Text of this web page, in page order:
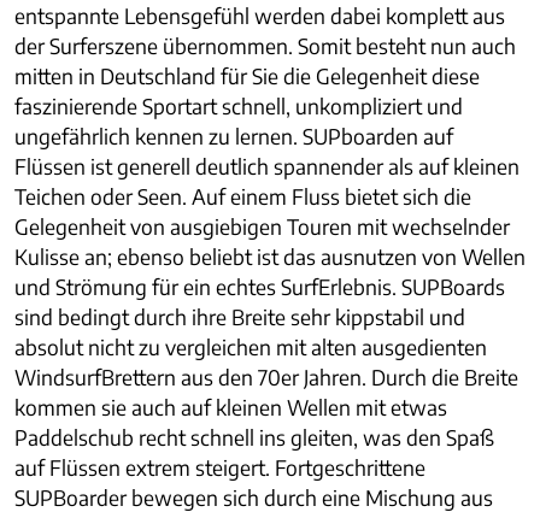
entspannte Lebensgefühl werden dabei komplett aus
der Surferszene übernommen. Somit besteht nun auch
mitten in Deutschland für Sie die Gelegenheit diese
faszinierende Sportart schnell, unkompliziert und
ungefährlich kennen zu lernen. SUPboarden auf
Flüssen ist generell deutlich spannender als auf kleinen
Teichen oder Seen. Auf einem Fluss bietet sich die
Gelegenheit von ausgiebigen Touren mit wechselnder
Kulisse an; ebenso beliebt ist das ausnutzen von Wellen
und Strömung für ein echtes SurfErlebnis. SUPBoards
sind bedingt durch ihre Breite sehr kippstabil und
absolut nicht zu vergleichen mit alten ausgedienten
WindsurfBrettern aus den 70er Jahren. Durch die Breite
kommen sie auch auf kleinen Wellen mit etwas
Paddelschub recht schnell ins gleiten, was den Spaß
auf Flüssen extrem steigert. Fortgeschrittene
SUPBoarder bewegen sich durch eine Mischung aus